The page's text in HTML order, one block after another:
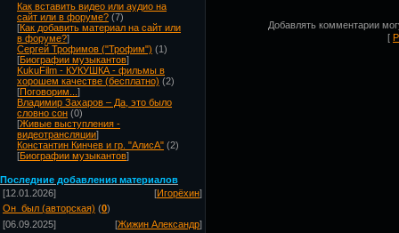
Как вставить видео или аудио на
сайт или в форуме? (7)
[Как добавить материал на сайт или
в форуме?]
Сергей Трофимов ("Трофим") (1)
[Биографии музыкантов]
KukuFilm - КУКУШКА - фильмы в
хорошем качестве (бесплатно) (2)
[Поговорим... ]
Владимир Захаров – Да, это было
словно сон (0)
[Живые выступления -
видеотрансляции]
Константин Кинчев и гр. "АлисА" (2)
[Биографии музыкантов]
Последние добавления материалов
[12.01.2026]
[Игорёхин]
Он_был (авторская) (0)
[06.09.2025]
[Жижин Александр]
Добавлять комментарии
[